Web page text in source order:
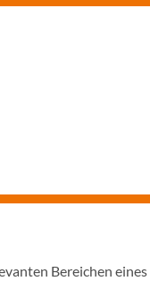
Bereichen eines